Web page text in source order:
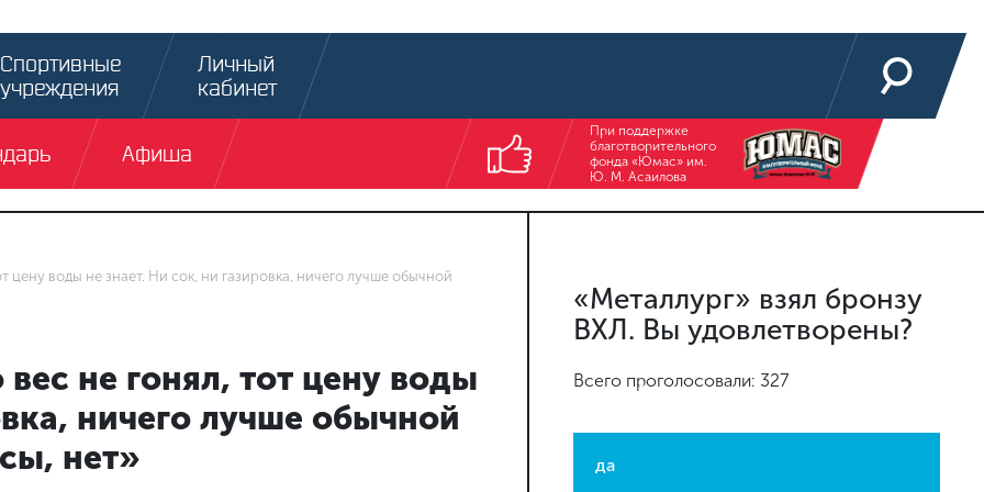
Спортивные
учреждения
Личный
кабинет
Афиша
При поддержке
благотворительного
фонда «Юмас» им.
Ю. М. Асаилова
цену воды не знает. Ни сок, ни газировка, ничего лучше обычной
не гонял, тот цену воды
ничего лучше обычной
нет»
«Металлург» взял бронзу
ВХЛ. Вы удовлетворены?
Всего проголосовали: 327
да